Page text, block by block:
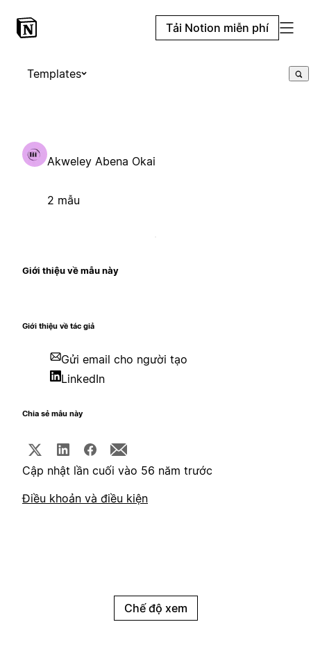
Tải Notion miễn phí
Templates
Akweley Abena Okai
2 mẫu
Giới thiệu về mẫu này
Giới thiệu về tác giả
Gửi email cho người tạo
LinkedIn
Chia sẻ mẫu này
Cập nhật lần cuối vào 56 năm trước
Điều khoản và điều kiện
Chế độ xem